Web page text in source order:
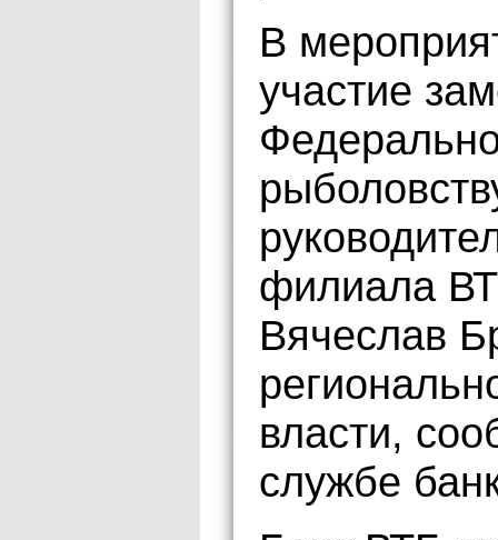
В
участие
филиала
Вячеслав
власти,
службе